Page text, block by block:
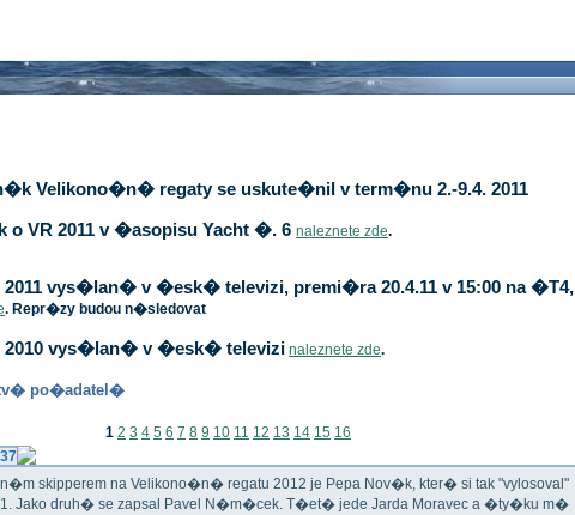
Velikono�n� regaty se uskute�nil v term�nu 2.-9.4. 2011
VR 2011 v �asopisu Yacht �. 6 naleznete zde.
2011 vys�lan� v �esk� televizi, premi�ra 20.4.11 v 15:00 na �T4,
. Repr�zy budou n�sledovat
2010 vys�lan� v �esk� televizi naleznete zde.
po�adatel�
1 2 3 4 5 6 7 8 9 10 11 12 13 14 15 16
skipperem na Velikono�n� regatu 2012 je Pepa Nov�k, kter� si tak "vylosoval"
Jako druh� se zapsal Pavel N�m�cek. T�et� jede Jarda Moravec a �ty�ku m�